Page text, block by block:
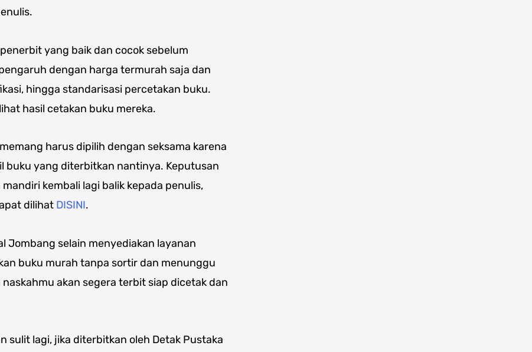
yang baik dan cocok sebelum
dengan harga termurah saja dan
hingga standarisasi percetakan buku.
hasil cetakan buku mereka.
harus dipilih dengan seksama karena
buku yang diterbitkan nantinya. Keputusan
kembali lagi balik kepada penulis,
dilihat DISINI.
Jombang selain menyediakan layanan
buku murah tanpa sortir dan menunggu
akan segera terbit siap dicetak dan
sulit lagi, jika diterbitkan oleh Detak Pustaka